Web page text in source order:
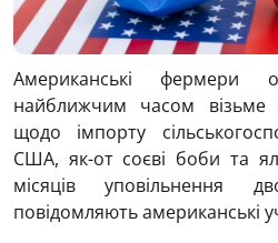
Американські фермери
найближчим часом візьме
щодо імпорту
США, як-от соєві боби та
місяців уповільнення
повідомляють американські